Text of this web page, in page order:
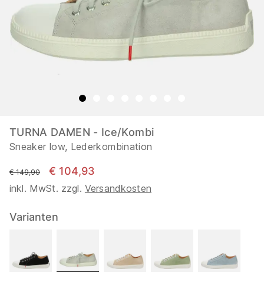
TURNA DAMEN - Ice/Kombi
Sneaker low, Lederkombination
statt
€ 149,90 € 104,93
inkl. MwSt. zzgl. Versandkosten
Varianten